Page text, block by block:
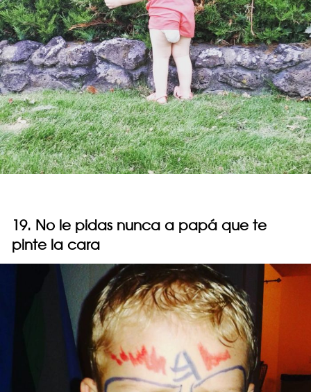
19. No le pidas nunca a papá que te
pinte la cara